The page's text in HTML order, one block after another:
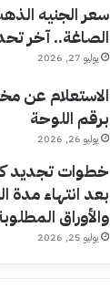
سعر الجنيه
الصاغة.. آخر
يوليو 27, 2026
برقم اللوحة
يوليو 26, 2026
خطوات تجديد
بعد انتهاء مدة
والأوراق
يوليو 25, 2026